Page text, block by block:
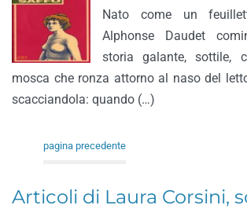
Nato come un
Alphonse Daudet
storia galante, sottile,
mosca che ronza attorno al naso del
scacciandola: quando (…)
pagina precedente
Articoli di Laura Corsini,